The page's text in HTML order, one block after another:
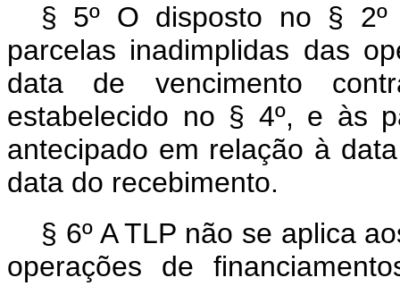
§ 5º O disposto no § 2º
parcelas inadimplidas das
data de vencimento
estabelecido no § 4º, e às
antecipado em relação à
data do recebimento.
§ 6º A TLP não se aplica
operações de